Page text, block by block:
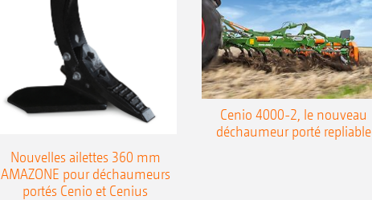
Nouvelles ailettes 360 mm
AMAZONE pour déchaumeurs
portés Cenio et Cenius
Cenio 4000-2, le nouveau
déchaumeur porté repliable